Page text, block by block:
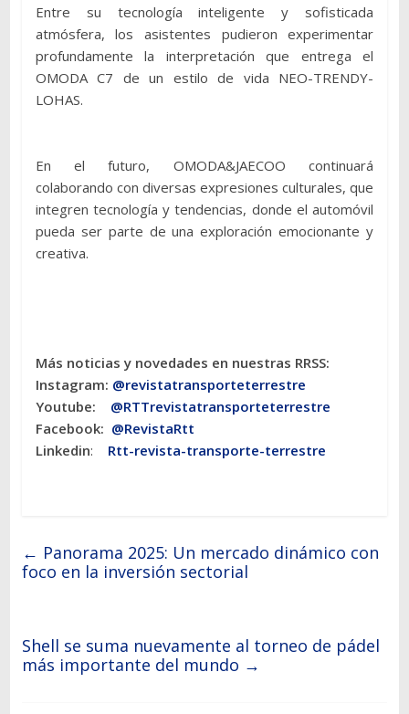
Entre su tecnología inteligente y sofisticada
atmósfera, los asistentes pudieron experimentar
profundamente la interpretación que entrega el
OMODA C7 de un estilo de vida NEO-TRENDY-
LOHAS.
En el futuro, OMODA&JAECOO continuará
colaborando con diversas expresiones culturales, que
integren tecnología y tendencias, donde el automóvil
pueda ser parte de una exploración emocionante y
creativa.
Más noticias y novedades en nuestras RRSS:
Instagram: @revistatransporteterrestre
Youtube: @RTTrevistatransporteterrestre
Facebook: @RevistaRtt
Linkedin: Rtt-revista-transporte-terrestre
← Panorama 2025: Un mercado dinámico con
foco en la inversión sectorial
Shell se suma nuevamente al torneo de pádel
más importante del mundo →